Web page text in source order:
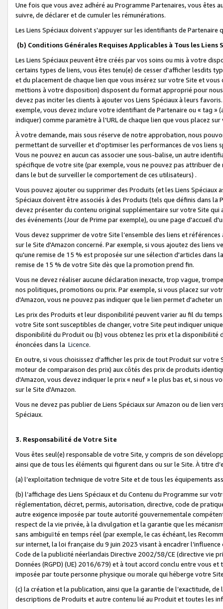
Une fois que vous avez adhéré au Programme Partenaires, vous êtes
suivre, de déclarer et de cumuler les rémunérations.
Les Liens Spéciaux doivent s'appuyer sur les identifiants de Partenaire
(b) Conditions Générales Requises Applicables à Tous les Liens
Les Liens Spéciaux peuvent être créés par vos soins ou mis à votre
certains types de liens, vous êtes tenu(e) de cesser d'afficher lesdits
et du placement de chaque lien que vous insérez sur votre Site et
mettions à votre disposition) disposent du format approprié pour
devez pas inciter les clients à ajouter vos Liens Spéciaux à leurs
exemple, vous devez inclure votre identifiant de Partenaire ou « tag
indiquer) comme paramètre à l'URL de chaque lien que vous placez
À votre demande, mais sous réserve de notre approbation, nous
permettant de surveiller et d'optimiser les performances de vos liens
Vous ne pouvez en aucun cas associer une sous-balise, un autre
spécifique de votre site (par exemple, vous ne pouvez pas attribuer
dans le but de surveiller le comportement de ces utilisateurs) .
Vous pouvez ajouter ou supprimer des Produits (et les Liens
Spéciaux doivent être associés à des Produits (tels que définis dans
devez présenter du contenu original supplémentaire sur votre Site qui
des événements (Jour de Prime par exemple), ou une page d'accueil
Vous devez supprimer de votre Site l’ensemble des liens et
sur le Site d'Amazon concerné. Par exemple, si vous ajoutez des
qu'une remise de 15 % est proposée sur une sélection d'articles
remise de 15 % de votre Site dès que la promotion prend fin.
Vous ne devez réaliser aucune déclaration inexacte, trop vague,
nos politiques, promotions ou prix. Par exemple, si vous placez sur
d'Amazon, vous ne pouvez pas indiquer que le lien permet d'acheter
Les prix des Produits et leur disponibilité peuvent varier au fil du
votre Site sont susceptibles de changer, votre Site peut indiquer
disponibilité du Produit ou (b) vous obtenez les prix et la disponibilité
énoncées dans la Licence.
En outre, si vous choisissez d'afficher les prix de tout Produit sur
moteur de comparaison des prix) aux côtés des prix de produits
d'Amazon, vous devez indiquer le prix « neuf » le plus bas et, si nous
sur le Site d'Amazon.
Vous ne devez pas publier de Liens Spéciaux sur Amazon ou de lien
Spéciaux.
3. Responsabilité de Votre Site
Vous êtes seul(e) responsable de votre Site, y compris de son
ainsi que de tous les éléments qui figurent dans ou sur le Site. À titre
(a) l’exploitation technique de votre Site et de tous les équipements
(b) l’affichage des Liens Spéciaux et du Contenu du Programme sur
réglementation, décret, permis, autorisation, directive, code de
autre exigence imposée par toute autorité gouvernementale
respect de la vie privée, à la divulgation et la garantie que les
sans ambiguïté en temps réel (par exemple, le cas échéant, les
sur internet, la loi française du 9 juin 2023 visant à encadrer
Code de la publicité néerlandais Directive 2002/58/CE (directive vie
Données (RGPD) (UE) 2016/679) et à tout accord conclu entre vous
imposée par toute personne physique ou morale qui héberge votre
(c) la création et la publication, ainsi que la garantie de l’exactitude,
descriptions de Produits et autre contenu lié au Produit et toutes les